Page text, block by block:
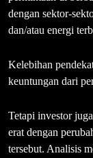
dengan sektor-
dan/atau energi
Kelebihan
keuntungan dari
Tetapi investor
erat dengan
tersebut. Analisis